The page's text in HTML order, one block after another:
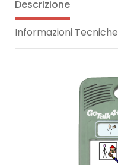
Descrizione
Informazioni Tecniche